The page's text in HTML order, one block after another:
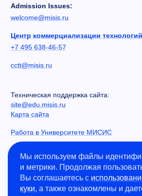
Admission Issues:
welcome@misis.ru
Центр коммерциализации технологий
+7 495 638-46-57
cctt@misis.ru
Техническая поддержка сайта:
site@edu.misis.ru
Карта сайта
Работа в Университете МИСИС
Сведения об образовательной
Информация о закупках
Противодействие коррупции
Политика конфиденциальности
Мы используем файлы
и метрики. Продолжая
Вы соглашаетесь с
куки, а также ознакомлены и